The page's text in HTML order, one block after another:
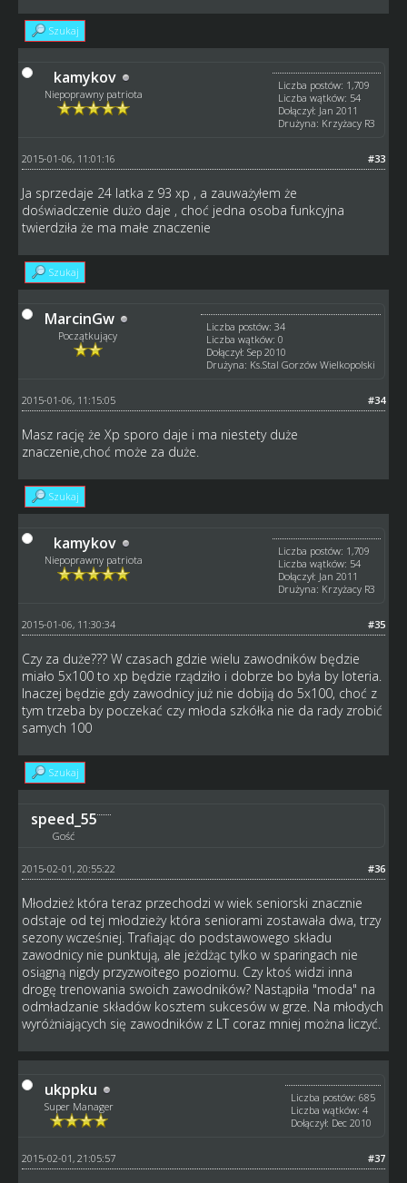
Szukaj
kamykov
Niepoprawny patriota
Liczba postów: 1,709
Liczba wątków: 54
Dołączył: Jan 2011
Drużyna: Krzyżacy R3
#33
2015-01-06, 11:01:16
Ja sprzedaje 24 latka z 93 xp , a zauważyłem że
doświadczenie dużo daje , choć jedna osoba funkcyjna
twierdziła że ma małe znaczenie
Szukaj
MarcinGw
Początkujący
Liczba postów: 34
Liczba wątków: 0
Dołączył: Sep 2010
Drużyna: Ks.Stal Gorzów Wielkopolski
#34
2015-01-06, 11:15:05
Masz rację że Xp sporo daje i ma niestety duże
znaczenie,choć może za duże.
Szukaj
kamykov
Niepoprawny patriota
Liczba postów: 1,709
Liczba wątków: 54
Dołączył: Jan 2011
Drużyna: Krzyżacy R3
#35
2015-01-06, 11:30:34
Czy za duże??? W czasach gdzie wielu zawodników będzie
miało 5x100 to xp będzie rządziło i dobrze bo była by loteria.
Inaczej będzie gdy zawodnicy już nie dobiją do 5x100, choć z
tym trzeba by poczekać czy młoda szkółka nie da rady zrobić
samych 100
Szukaj
speed_55
Gość
#36
2015-02-01, 20:55:22
Młodzież która teraz przechodzi w wiek seniorski znacznie
odstaje od tej młodzieży która seniorami zostawała dwa, trzy
sezony wcześniej. Trafiając do podstawowego składu
zawodnicy nie punktują, ale jeżdżąc tylko w sparingach nie
osiągną nigdy przyzwoitego poziomu. Czy ktoś widzi inna
drogę trenowania swoich zawodników? Nastąpiła "moda" na
odmładzanie składów kosztem sukcesów w grze. Na młodych
wyróżniających się zawodników z LT coraz mniej można liczyć.
ukppku
Super Manager
Liczba postów: 685
Liczba wątków: 4
Dołączył: Dec 2010
#37
2015-02-01, 21:05:57